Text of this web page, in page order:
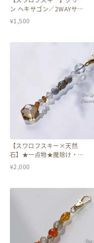
ン ヘキサゴン／2WAYサン
キャッチャーストラップ・
チャーム
¥1,500
【スワロフスキー×天然
石】★一点物★魔除け・浄
化のヘキサゴン型チャーム
¥2,000